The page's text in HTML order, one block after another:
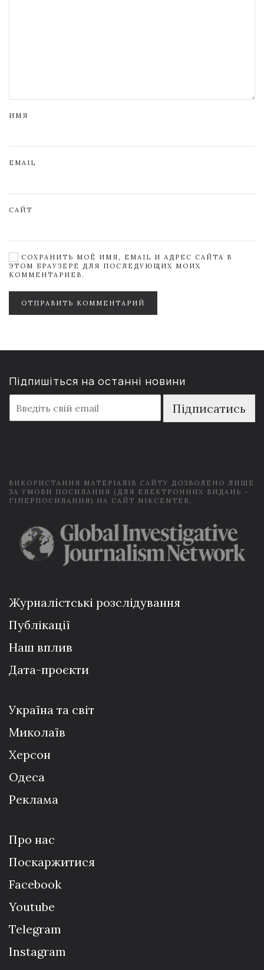
ИМЯ
EMAIL
САЙТ
СОХРАНИТЬ МОЁ ИМЯ, EMAIL И АДРЕС САЙТА В
ЭТОМ БРАУЗЕРЕ ДЛЯ ПОСЛЕДУЮЩИХ МОИХ
КОММЕНТАРИЕВ.
ОТПРАВИТЬ КОММЕНТАРИЙ
Підпишіться на останні новини
m
a
Підписатись
ВИКОРИСТАННЯ МАТЕРІАЛІВ САЙТУ ДОЗВОЛЕНО ЛИШЕ
ЗА УМОВИ ПОСИЛАННЯ (ДЛЯ ЕЛЕКТРОННИХ ВИДАНЬ -
ГІПЕРПОСИЛАННЯ) НА САЙТ NIKCENTER.
Журналістські розслідування
Публікації
Наш вплив
Дата-проєкти
Україна та світ
Миколаїв
Херсон
Одеса
Реклама
Про нас
Поскаржитися
Facebook
Youtube
Telegram
Instagram